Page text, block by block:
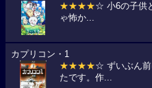
★★★★☆ 小6の子供
ゃ怖か...
カプリコン・1
★★★★☆ ずいぶん前
たです。作...